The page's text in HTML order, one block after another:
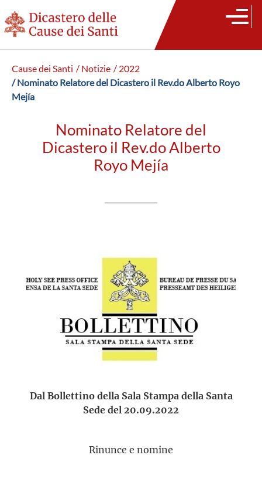
Cause dei Santi / Notizie / 2022
/ Nominato Relatore del Dicastero il Rev.do Alberto Royo
Mejía
Nominato Relatore del
Dicastero il Rev.do Alberto
Royo Mejía
Dal Bollettino della Sala Stampa della Santa
Sede del 20.09.2022
Rinunce e nomine